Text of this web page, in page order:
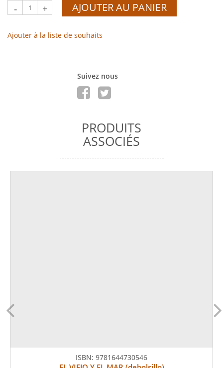
- + AJOUTER AU PANIER
Ajouter à la liste de souhaits
Suivez nous
PRODUITS
ASSOCIÉS
ISBN: 9781644730546